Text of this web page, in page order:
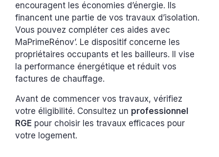
encouragent les économies d’énergie. Ils
financent une partie de vos travaux d’isolation.
Vous pouvez compléter ces aides avec
MaPrimeRénov’. Le dispositif concerne les
propriétaires occupants et les bailleurs. Il vise
la performance énergétique et réduit vos
factures de chauffage.
Avant de commencer vos travaux, vérifiez
votre éligibilité. Consultez un professionnel
RGE pour choisir les travaux efficaces pour
votre logement.